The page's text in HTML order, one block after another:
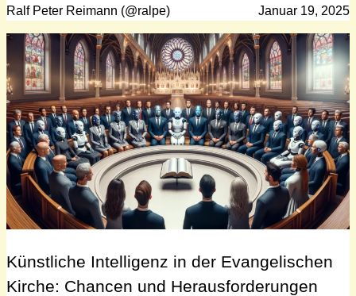
Ralf Peter Reimann (@ralpe) Januar 19, 2025
Künstliche Intelligenz in der Evangelischen
Kirche: Chancen und Herausforderungen